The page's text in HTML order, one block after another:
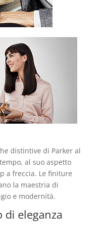
distintive di Parker al
al suo aspetto
a freccia. Le finiture
la maestria di
e modernità.
di eleganza